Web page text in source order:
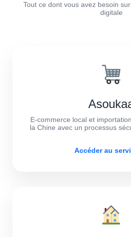
Tout ce dont vous avez besoin
digitale
E-commerce local et
la Chine avec un processus
Accéder au